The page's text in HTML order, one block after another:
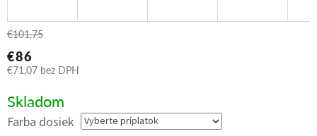
€101,75
€86
€71,07 bez DPH
cena:
Skladom
Farba dosiek